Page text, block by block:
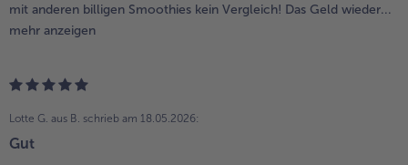
mit anderen billigen Smoothies kein Vergleich! Das Geld wieder...
mehr anzeigen
Lotte G. aus B. schrieb am 18.05.2026:
Gut